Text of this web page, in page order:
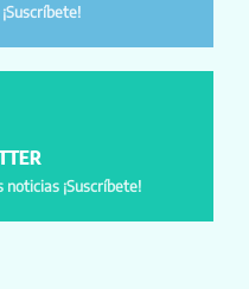
¡Suscríbete!